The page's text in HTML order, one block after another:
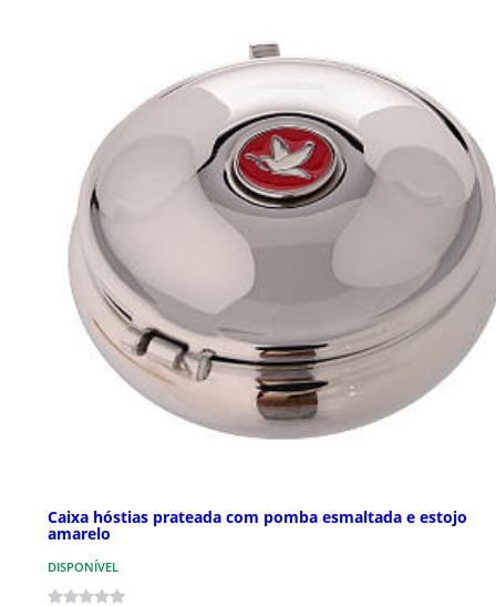
Caixa hóstias prateada com pomba esmaltada e estojo
amarelo
DISPONÍVEL